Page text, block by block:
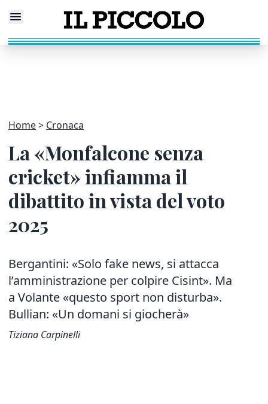
Home Cronaca
La «Monfalcone senza
cricket» infiamma il
dibattito in vista del voto
2025
Bergantini: «Solo fake news, si attacca
l’amministrazione per colpire Cisint». Ma
a Volante «questo sport non disturba».
Bullian: «Un domani si giocherà»
Tiziana Carpinelli